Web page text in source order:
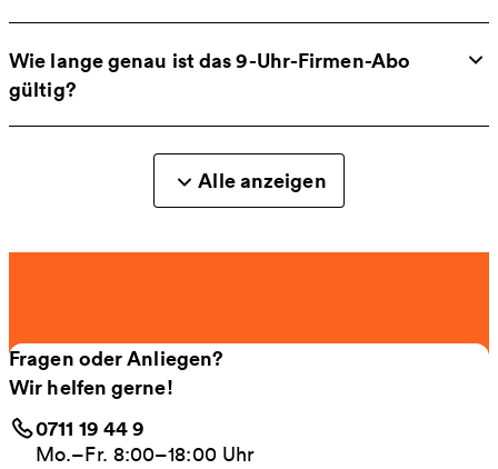
Wie lange genau ist das 9-Uhr-Firmen-Abo
gültig?
Alle anzeigen
Fragen oder Anliegen?
Wir helfen gerne!
0711 19 44 9
Mo.–Fr. 8:00–18:00 Uhr